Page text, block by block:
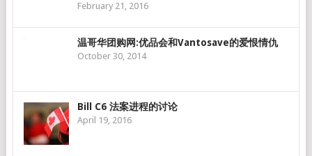
February 21, 2016
温哥华团购网:优品会和Vantosave的爱恨情仇
October 30, 2014
Bill C6 法案进程的讨论
April 19, 2016